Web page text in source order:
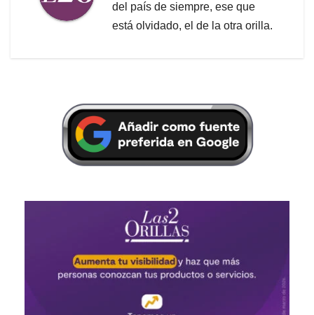
del país de siempre, ese que
está olvidado, el de la otra orilla.